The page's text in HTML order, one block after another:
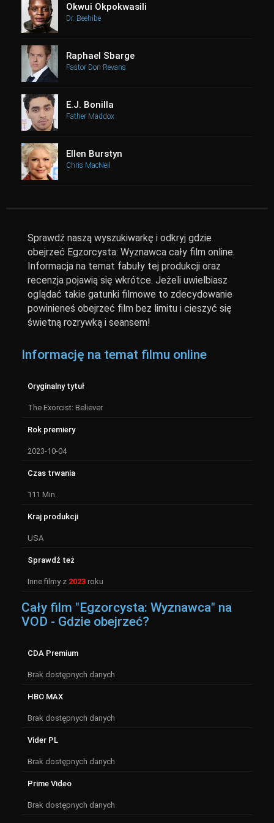
Okwui Okpokwasili
Dr. Beehibe
Raphael Sbarge
Pastor Don Revans
E.J. Bonilla
Father Maddox
Ellen Burstyn
Chris MacNeil
Sprawdź naszą wyszukiwarkę i odkryj gdzie
obejrzeć Egzorcysta: Wyznawca cały film online.
Informacja na temat fabuły tej produkcji oraz
recenzja pojawią się wkrótce. Jeżeli uwielbiasz
oglądać takie gatunki filmowe to zdecydowanie
powinieneś obejrzeć film bez limitu i cieszyć się
świetną rozrywką i seansem!
Informację na temat filmu online
Oryginalny tytuł
The Exorcist: Believer
Rok premiery
2023-10-04
Czas trwania
111 Min.
Kraj produkcji
USA
Sprawdź też
Inne filmy z 2023 roku
Cały film "Egzorcysta: Wyznawca" na
VOD - Gdzie obejrzeć?
CDA Premium
Brak dostępnych danych
HBO MAX
Brak dostępnych danych
Vider PL
Brak dostępnych danych
Prime Video
Brak dostępnych danych